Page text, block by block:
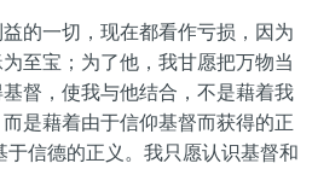
的一切，现在都看作亏损，因为
至宝；为了他，我甘愿把万物当
督，使我与他结合，不是藉着我
是藉着由于信仰基督而获得的正
于信德的正义。我只愿认识基督和